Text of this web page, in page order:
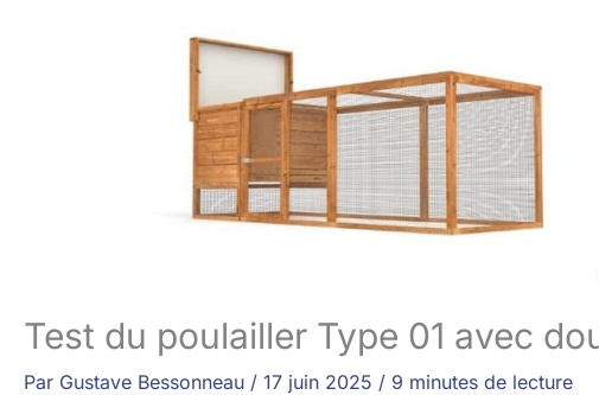
Test du poulailler Type 01 avec
Par Gustave Bessonneau / 17 juin 2025 / 9 minutes de lecture